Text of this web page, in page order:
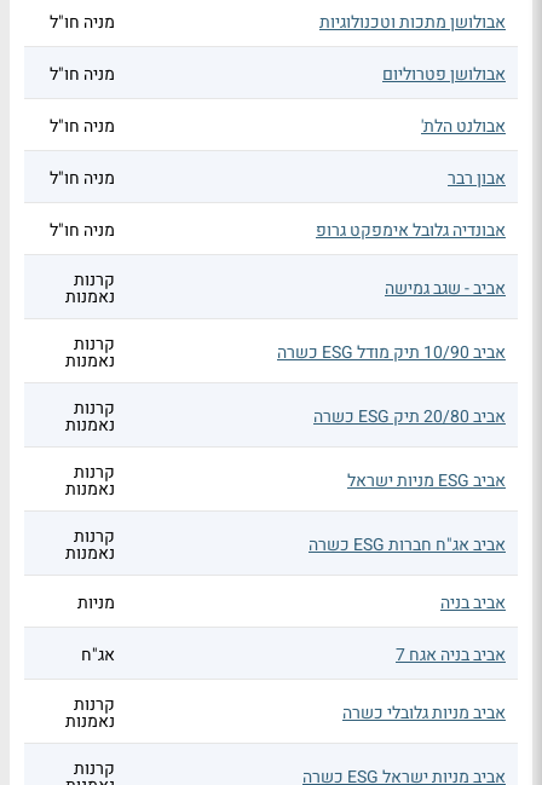
אבולושן מתכות וטכנולוגיות מניה חו"ל
אבולושן פטרוליום מניה חו"ל
אבולנט הלת' מניה חו"ל
אבון רבר מניה חו"ל
אבונדיה גלובל אימפקט גרופ מניה חו"ל
אביב - שגב גמישה קרנות
נאמנות
אביב 10/90 תיק מודל ESG כשרה קרנות
נאמנות
אביב 20/80 תיק ESG כשרה קרנות
נאמנות
אביב ESG מניות ישראל קרנות
נאמנות
אביב אג"ח חברות ESG כשרה קרנות
נאמנות
אביב בניה
מניות
אביב בניה אגח 7 אג"ח
אביב מניות גלובלי כשרה קרנות
נאמנות
אביב מניות ישראל ESG כשרה קרנות